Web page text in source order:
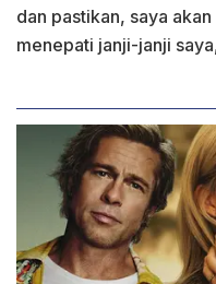
dan pastikan, saya
menepati janji-janji